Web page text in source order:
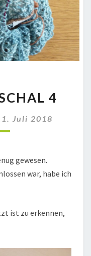
4
Juli 2018
gewesen.
war, habe ich
ist zu erkennen,